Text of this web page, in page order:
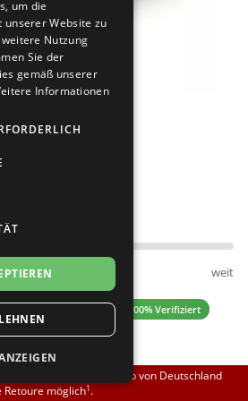
028
normal weit
(13 Bewertungen) ✓ 100% Verifiziert
EUR
EUR liefern wir innerhalb von Deutschland
Retoure möglich1.
um die
Website zu
Nutzung
Sie der
gemäß unserer
Informationen